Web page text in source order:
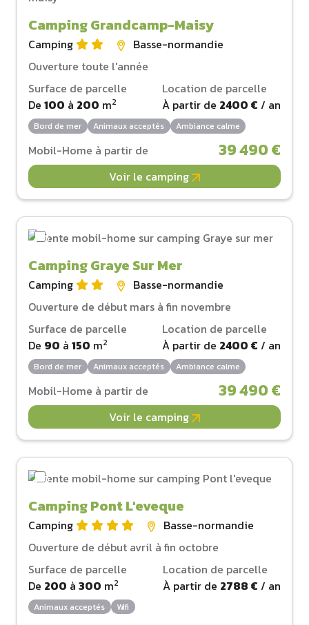
Camping Grandcamp-Maisy
Camping
Basse-normandie
Ouverture toute l'année
Surface de parcelle
De 100 à 200 m2
Location de parcelle
À partir de 2400 € / an
Bord de mer Animaux acceptés Ambiance calme
Mobil-Home à partir de 39 490 €
Voir le camping
Camping Graye Sur Mer
Camping
Basse-normandie
Ouverture de début mars à fin novembre
Surface de parcelle
De 90 à 150 m2
Location de parcelle
À partir de 2400 € / an
Bord de mer Animaux acceptés Ambiance calme
Mobil-Home à partir de 39 490 €
Voir le camping
Camping Pont L'eveque
Camping
Basse-normandie
Ouverture de début avril à fin octobre
Surface de parcelle
De 200 à 300 m2
Location de parcelle
À partir de 2788 € / an
Animaux acceptés Wifi